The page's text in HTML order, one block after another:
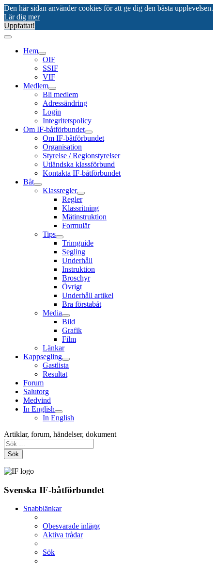
Den här sidan använder cookies för att ge dig den bästa upplevelsen.
Lär dig mer
Uppfattat!
Hem
OIF
SSIF
VIF
Medlem
Bli medlem
Adressändring
Login
Integritetspolicy
Om IF-båtförbundet
Om IF-båtförbundet
Organisation
Styrelse / Regionstyrelser
Utländska klassförbund
Kontakta IF-båtförbundet
Båt
Klassregler
Regler
Klassritning
Mätinstruktion
Formulär
Tips
Trimguide
Segling
Underhåll
Instruktion
Broschyr
Övrigt
Underhåll artikel
Bra förstabåt
Media
Bild
Grafik
Film
Länkar
Kappsegling
Gastlista
Resultat
Forum
Salutorg
Medvind
In English
In English
Artiklar, forum, händelser, dokument
Sök
Svenska IF-båtförbundet
Snabblänkar
Obesvarade inlägg
Aktiva trådar
Sök